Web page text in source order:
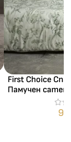
First Choice
Памучен сатен
части